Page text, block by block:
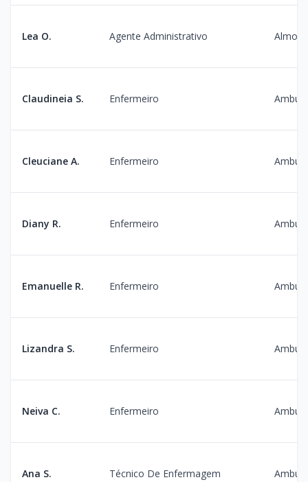
Lea O. Agente Administrativo
Claudineia S. Enfermeiro
Cleuciane A. Enfermeiro
Diany R. Enfermeiro
Emanuelle R. Enfermeiro
Lizandra S. Enfermeiro
Neiva C. Enfermeiro
Ana S. Técnico De Enfermagem